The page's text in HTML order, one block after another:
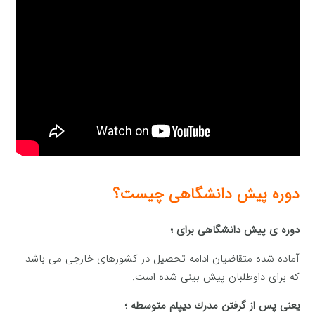
دوره پیش دانشگاهی چیست؟
دوره ی پیش دانشگاهی برای ؛
آماده شده متقاضیان ادامه تحصیل در کشورهای خارجی می باشد
که برای داوطلبان پیش بینی شده است.
یعنی پس از گرفتن مدرك دیپلم متوسطه ؛